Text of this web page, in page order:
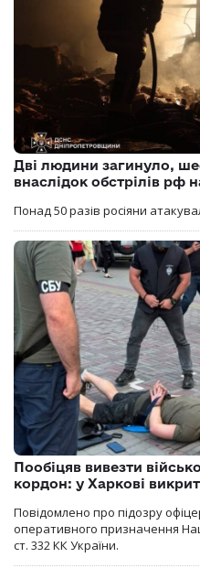
Дві людини загинуло,
внаслідок обстрілів рф
Понад 50 разів росіяни
Пообіцяв вивезти
кордон: у Харкові
Повідомлено про підозру
оперативного призначення
ст. 332 КК України.